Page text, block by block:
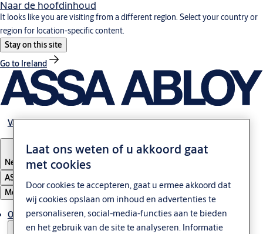
Naar de hoofdinhoud
It looks like you are visiting from a different region. Select your country or
region for location-specific content.
Stay on this site
Go to Ireland
Vacatures
Netherlands
ASSA ABLOY Group
Menu
Oplossingen
Laat ons weten of u akkoord gaat
met cookies
Door cookies te accepteren, gaat u ermee akkoord dat
wij cookies opslaan om inhoud en advertenties te
personaliseren, social-media-functies aan te bieden
en het gebruik van de site te analyseren. Informatie